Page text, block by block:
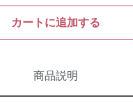
カートに追加する
商品説明